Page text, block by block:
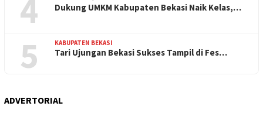
4 Dukung UMKM Kabupaten Bekasi Naik Kelas,…
5 KABUPATEN BEKASI
Tari Ujungan Bekasi Sukses Tampil di Fes…
ADVERTORIAL